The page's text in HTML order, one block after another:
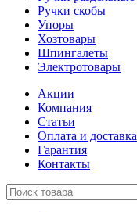
Ручки скобы
Упоры
Хозтовары
Шпингалеты
Электротовары
Акции
Компания
Статьи
Оплата и доставка
Гарантия
Контакты